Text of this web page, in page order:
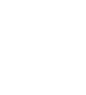
de forma
el aforo
asistentes.
telemática.
evitar